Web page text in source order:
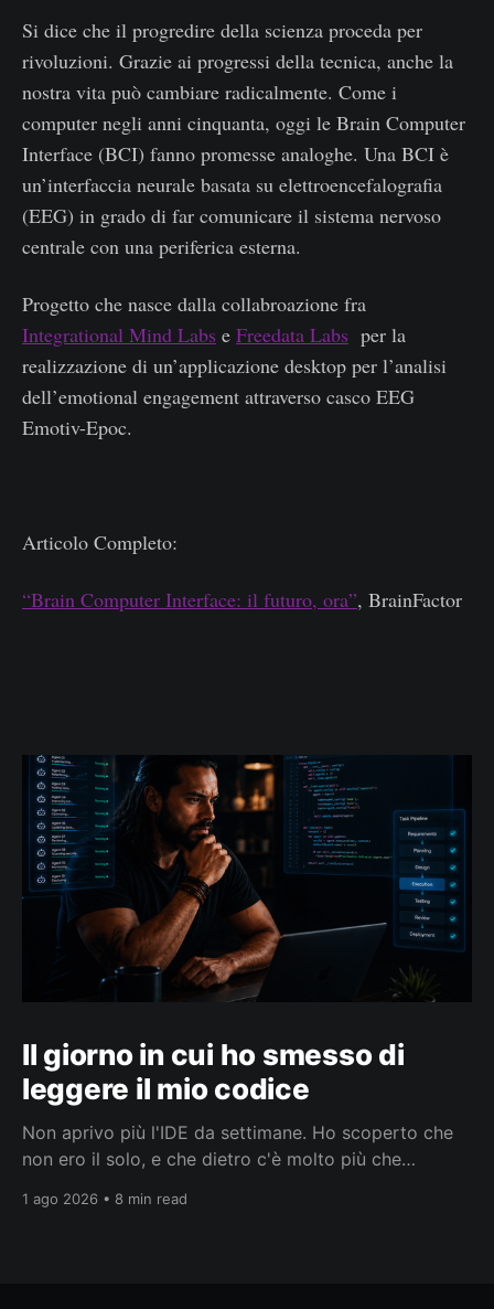
Si dice che il progredire della scienza proceda per
rivoluzioni. Grazie ai progressi della tecnica, anche la
nostra vita può cambiare radicalmente. Come i
computer negli anni cinquanta, oggi le Brain Computer
Interface (BCI) fanno promesse analoghe. Una BCI è
un’interfaccia neurale basata su elettroencefalografia
(EEG) in grado di far comunicare il sistema nervoso
centrale con una periferica esterna.
Progetto che nasce dalla collabroazione fra
Integrational Mind Labs e Freedata Labs per la
realizzazione di un’applicazione desktop per l’analisi
dell’emotional engagement attraverso casco EEG
Emotiv-Epoc.
Articolo Completo:
“Brain Computer Interface: il futuro, ora”, BrainFactor
Il giorno in cui ho smesso di
leggere il mio codice
Non aprivo più l'IDE da settimane. Ho scoperto che
non ero il solo, e che dietro c'è molto più che
1 ago 2026 • 8 min read